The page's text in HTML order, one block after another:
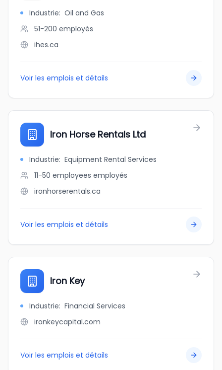
Industrie: Oil and Gas
51-200 employés
ihes.ca
Voir les emplois et détails
Iron Horse Rentals Ltd
Industrie: Equipment Rental Services
11-50 employees employés
ironhorserentals.ca
Voir les emplois et détails
Iron Key
Industrie: Financial Services
ironkeycapital.com
Voir les emplois et détails